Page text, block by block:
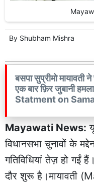
By Shubham Mishra
बसपा सुप्रीमो
एक बार फ़िर जुबानी
Statment on
Mayawati News:
विधानसभा चुनावों के
गतिविधियां तेज़ हो गईं
दौर शुरू है।मायावती